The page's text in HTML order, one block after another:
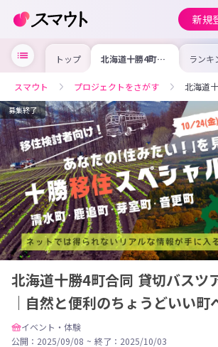
新規
トップ 北海道十勝4町合
同 貸切バスツア
然と便利のちょう
どいい町へご案内
ランキ
スマウト プロジェクトをさがす 北海道
募集終了
北海道十勝4町合同 貸切バスツ
｜自然と便利のちょうどいい町
イベント・体験
公開：2025/09/08 ~ 終了：2025/10/03